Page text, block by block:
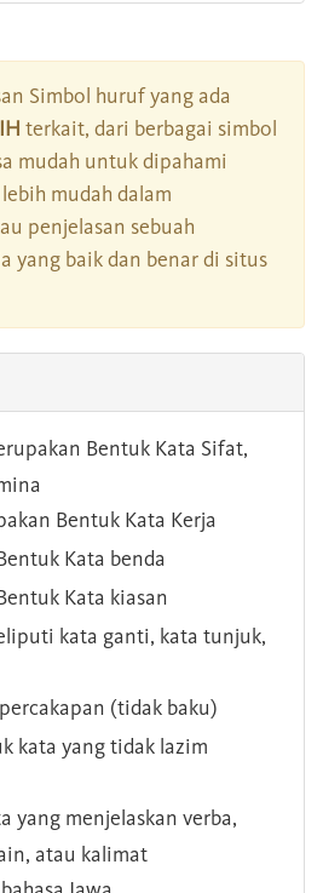
Simbol huruf yang ada
terkait, dari berbagai simbol
mudah untuk dipahami
mudah dalam
penjelasan sebuah
yang baik dan benar di situs
Bentuk Kata Sifat,
Bentuk Kata Kerja
Kata benda
Kata kiasan
kata ganti, kata tunjuk,
(tidak baku)
kata yang tidak lazim
yang menjelaskan verba,
atau kalimat